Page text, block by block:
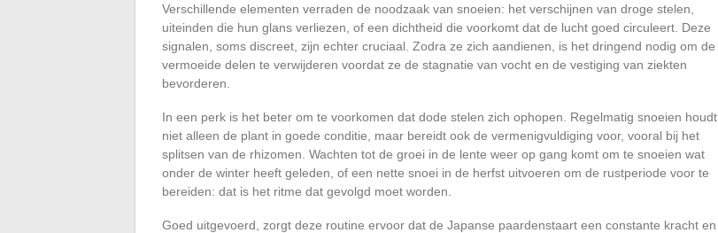
Verschillende elementen verraden de noodzaak van snoeien: het verschijnen van droge stelen,
uiteinden die hun glans verliezen, of een dichtheid die voorkomt dat de lucht goed circuleert. Deze
signalen, soms discreet, zijn echter cruciaal. Zodra ze zich aandienen, is het dringend nodig om de
vermoeide delen te verwijderen voordat ze de stagnatie van vocht en de vestiging van ziekten
bevorderen.
In een perk is het beter om te voorkomen dat dode stelen zich ophopen. Regelmatig snoeien houdt
niet alleen de plant in goede conditie, maar bereidt ook de vermenigvuldiging voor, vooral bij het
splitsen van de rhizomen. Wachten tot de groei in de lente weer op gang komt om te snoeien wat
onder de winter heeft geleden, of een nette snoei in de herfst uitvoeren om de rustperiode voor te
bereiden: dat is het ritme dat gevolgd moet worden.
Goed uitgevoerd, zorgt deze routine ervoor dat de Japanse paardenstaart een constante kracht en